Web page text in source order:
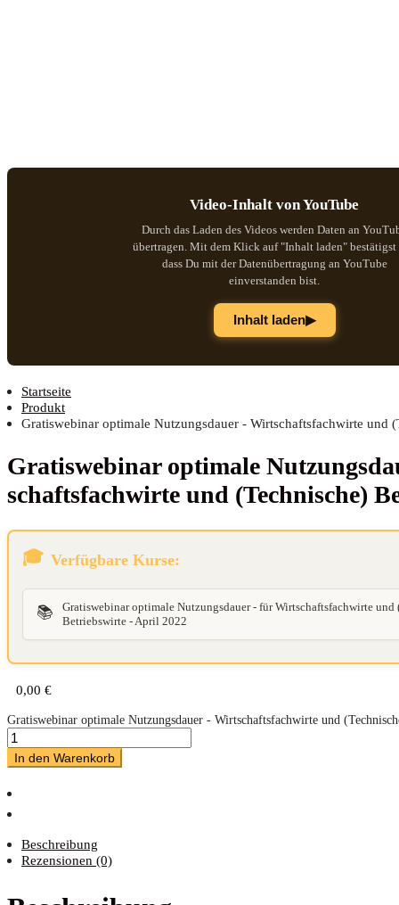
Video-Inhalt von YouTube
Durch das Laden des Videos werden Daten an
übertragen. Mit dem Klick auf "Inhalt laden" bestätigst
dass Du mit der Datenübertragung an YouTube
einverstanden bist.
Inhalt laden▶
Startseite
Produkt
Gratiswebinar optimale Nutzungsdauer - Wirtschaftsfachwirte und
Gra­tis­web­i­nar opti­ma­le
schafts­fach­wir­te und (Tech­ni­sche)
Verfügbare Kurse:
📚
Gratiswebinar optimale Nutzungsdauer - für Wirtschaftsfachwirte und
Betriebswirte - April 2022
0,00 €
Gratiswebinar optimale Nutzungsdauer - Wirtschaftsfachwirte und
In den Warenkorb
Beschreibung
Rezensionen (0)